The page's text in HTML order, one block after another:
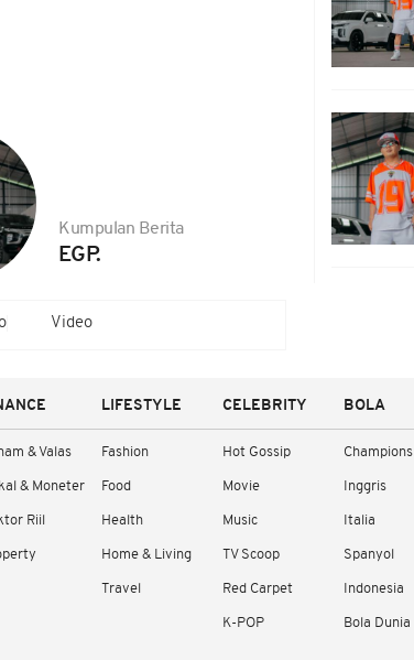
Kumpulan Berita
EGP.
Video
& Valas
& Moneter
Riil
LIFESTYLE
Fashion
Food
Health
Home & Living
Travel
CELEBRITY
Hot Gossip
Movie
Music
TV Scoop
Red Carpet
K-POP
BOLA
Champions
Inggris
Italia
Spanyol
Indonesia
Bola Dunia